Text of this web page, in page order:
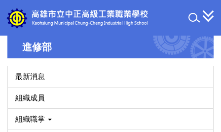
到
主
進修部
最新消息
組織成員
組織職掌